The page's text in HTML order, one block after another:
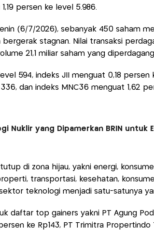
persen ke level 5.986.
(6/7/2026), sebanyak 450 saham
stagnan. Nilai transaksi
21,1 miliar saham yang
594, indeks JII menguat 0,18 persen
dan indeks MNC36 menguat 1,62
Nuklir yang Dipamerkan BRIN untuk
di zona hijau, yakni energi,
transportasi, kesehatan,
teknologi menjadi satu-satunya
daftar top gainers yakni PT Agung
ke Rp143, PT Trimitra Propertindo